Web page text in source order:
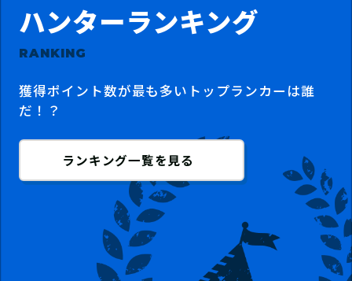
ハンターランキング
RANKING
獲得ポイント数が最も多いトップランカーは誰
だ！？
ランキング一覧を見る